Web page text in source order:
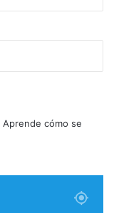
Aprende cómo se